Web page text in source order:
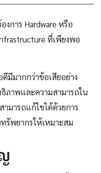
งการ Hardware หรือ
ที่เพียงพอ
มีมากกว่าข้อเสียอย่าง
ภาพและความสามารถใน
มารถแก้ไขได้ด้วยการ
รัพยากรให้เหมาะสม